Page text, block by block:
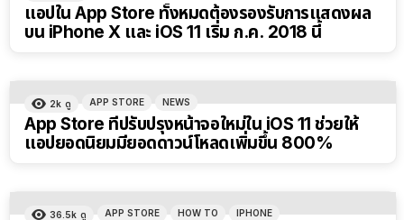
แอปใน App Store ทั้งหมดต้องรองรับการแสดงผล
บน iPhone X และ iOS 11 เริ่ม ก.ค. 2018 นี้
2k ดู APP STORE NEWS
App Store ที่ปรับปรุงหน้าจอใหม่ใน iOS 11 ช่วยให้
แอปยอดนิยมมียอดดาวน์โหลดเพิ่มขึ้น 800%
36.5k ดู APP STORE HOW TO IPHONE